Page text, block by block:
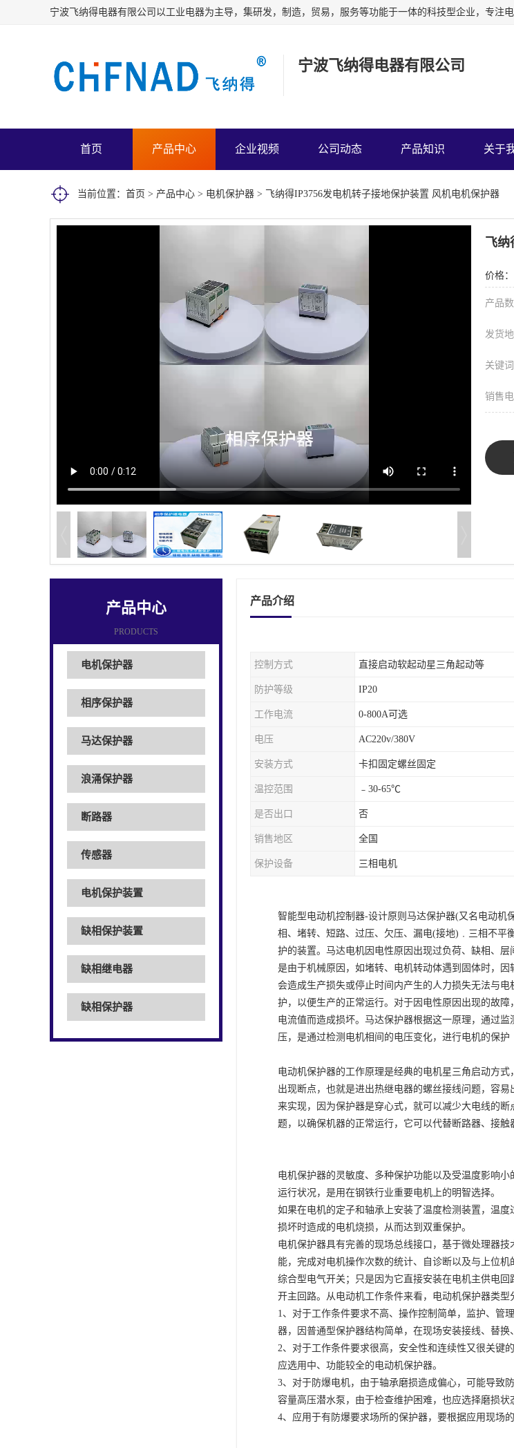
宁波飞纳得电器有限公司
首页 产品中心 企业视频 公司动态 产品知识 关于
当前位置： 首页 > 产品中心 > 电机保护器 > 飞纳得IP3756发电机转子接地保护装置 风机电机保护器
飞
价格
产品数
发货地
关键词
销售电
产品中心
PRODUCTS
电机保护器
相序保护器
马达保护器
浪涌保护器
断路器
传感器
电机保护装置
缺相保护装置
缺相继电器
缺相保护器
产品介绍
控制方式 直接启动软起动星三角起动等
防护等级 IP20
工作电流 0-800A可选
电压 AC220v/380V
安装方式 卡扣固定螺丝固定
温控范围 ﹣30-65℃
是否出口 否
销售地区 全国
保护设备 三相电机
智能型电动机控制器-设计原则马达保护器(又名电动机
相、堵转、短路、过压、欠压、漏电(接地)﹒三相不平
护的装置。马达电机因电性原因出现过负荷、缺相、
是由于机械原因，如堵转、电机转动体遇到固体时，
会造成生产损失或停止时间内产生的人力损失无法与
护，以便生产的正常运行。对于因电性原因出现的故
电流值而造成损坏。马达保护器根据这一原理，通过
压，是通过检测电机相间的电压变化，进行电机的保护
电动机保护器的工作原理是经典的电机星三角启动方
出现断点，也就是进出热继电器的螺丝接线问题，容
来实现，因为保护器是穿心式，就可以减少大电线的
题，以确保机器的正常运行，它可以代替断路器、接触
电机保护器的灵敏度、多种保护功能以及受温度影响
运行状况，是用在钢铁行业重要电机上的明智选择。
如果在电机的定子和轴承上安装了温度检测装置，温
损坏时造成的电机烧损，从而达到双重保护。
电机保护器具有完善的现场总线接口，基于微处理器
能，完成对电机操作次数的统计、自诊断以及与上位
综合型电气开关；只是因为它直接安装在电机主供电
开主回路。从电动机工作条件来看，电动机保护器类型
1、对于工作条件要求不高、操作控制简单，监护、管
器，因普通型保护器结构简单，在现场安装接线、替换
2、对于工作条件要求很高，安全性和连续性又很关键
应选用中、功能较全的电动机保护器。
3、对于防爆电机，由于轴承磨损造成偏心，可能导致
容量高压潜水泵，由于检查维护困难，也应选择磨损
4、应用于有防爆要求场所的保护器，要根据应用现场